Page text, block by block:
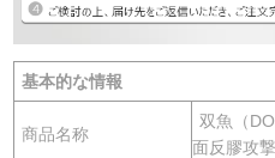
基本的な情報
商品名称
双魚（
面反膠攻